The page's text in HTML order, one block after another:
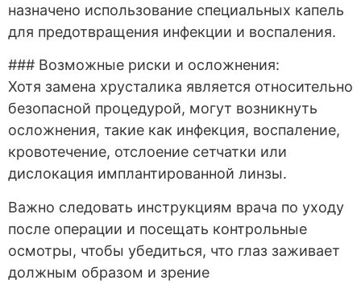
назначено использование специальных капель
для предотвращения инфекции и воспаления.
### Возможные риски и осложнения:
Хотя замена хрусталика является относительно
безопасной процедурой, могут возникнуть
осложнения, такие как инфекция, воспаление,
кровотечение, отслоение сетчатки или
дислокация имплантированной линзы.
Важно следовать инструкциям врача по уходу
после операции и посещать контрольные
осмотры, чтобы убедиться, что глаз заживает
должным образом и зрение